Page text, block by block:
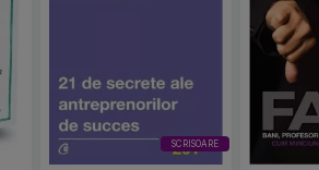
SCRISOARE